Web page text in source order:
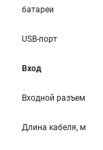
батареи
USB-порт
Вход
Входной разъем
Длина кабеля, м